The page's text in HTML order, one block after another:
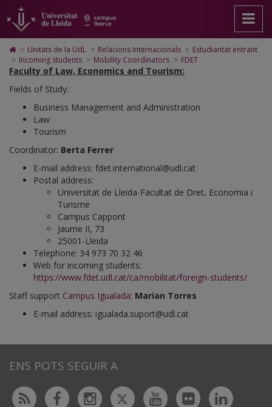
FDET
pàgina
principal.
Universitat
Lleida
contingut
principal
pàgina
Mapa
Web.
Universitat
Lleida
Cerca
Accessibilitat.
Universitat
Lleida
Icono
de
Home
ir
página
de
> Unitats de la UdL > Relacions Internacionals > Estudiantat entrant
> Incoming students > Mobility Coordinators > FDET
Faculty of Law, Economics and Tourism:
Fields of Study:
Business Management and Administration
Law
Tourism
Coordinator: Berta Ferrer
E-mail address: fdet.international@udl.cat
Postal address:
Universitat de Lleida-Facultat de Dret, Economia i
Turisme
Campus Cappont
Jaume II, 73
25001-Lleida
Telephone: 34 973 70 32 46
Web for incoming students:
https://www.fdet.udl.cat/ca/mobilitat/foreign-students/
Staff support Campus Igualada: Marian Torres
E-mail address: igualada.suport@udl.cat
ENS POTS SEGUIR A
Rss FacebookInstagram
TwitterYoutubeFlickr